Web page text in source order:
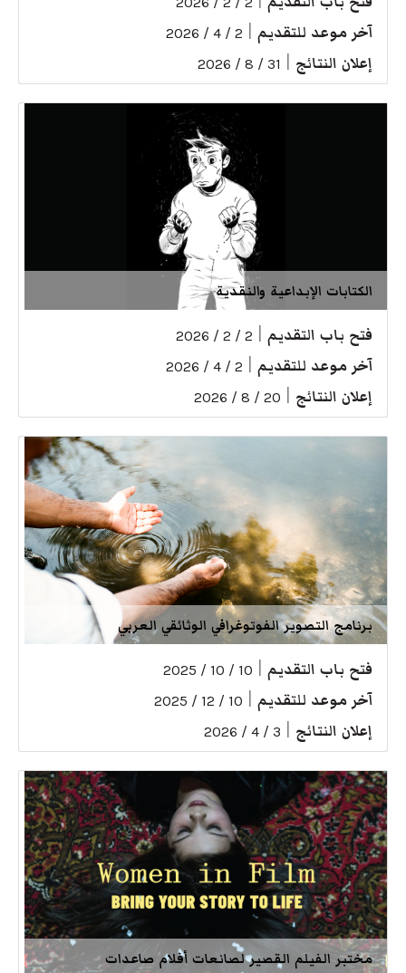
آخر موعد للتقديم 2 / 4 / 2026
إعلان النتائج 31 / 8 / 2026
الكتابات الإبداعية والنقدية
فتح باب التقديم 2 / 2 / 2026
آخر موعد للتقديم 2 / 4 / 2026
إعلان النتائج 20 / 8 / 2026
برنامج التصوير الفوتوغرافي الوثائقي العربي
فتح باب التقديم 10 / 10 / 2025
آخر موعد للتقديم 10 / 12 / 2025
إعلان النتائج 3 / 4 / 2026
مختبر الفيلم القصير لصانعات أفلام صاعدات